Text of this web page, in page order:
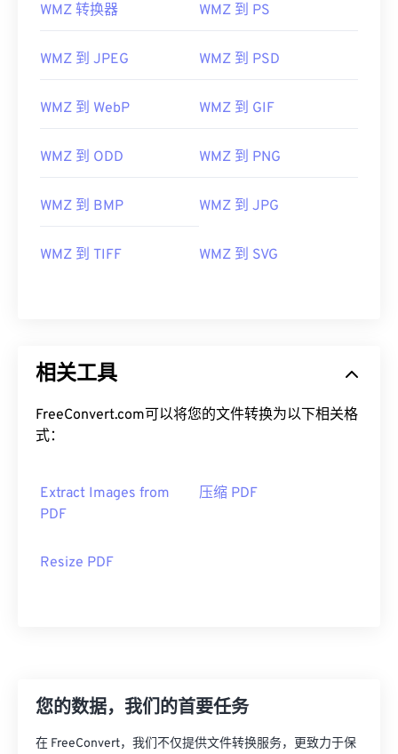
WMZ 转换器 WMZ 到 PS
WMZ 到 JPEG WMZ 到 PSD
WMZ 到 WebP WMZ 到 GIF
WMZ 到 ODD WMZ 到 PNG
WMZ 到 BMP WMZ 到 JPG
WMZ 到 TIFF WMZ 到 SVG
相关工具
FreeConvert.com可以将您的文件转换为以下相关格
式：
Extract Images from
PDF
压缩 PDF
Resize PDF
您的数据，我们的首要任务
在 FreeConvert，我们不仅提供文件转换服务，更致力于保